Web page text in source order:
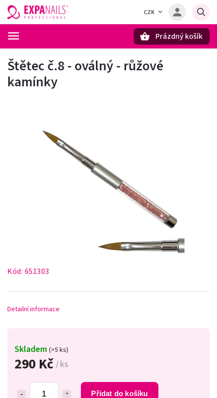
CZK
Prázdný košík
Štětec č.8 - oválný - růžové
kamínky
Kód: 651303
290 Kč / ks
Přidat do košíku
Skladem (>5 ks)
Detailní informace